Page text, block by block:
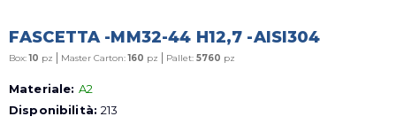
FASCETTA -MM32-44 H12,7 -AISI304
Box:10 pz | Master Carton:160 pz | Pallet: 5760 pz
Materiale: A2
Disponibilità:213